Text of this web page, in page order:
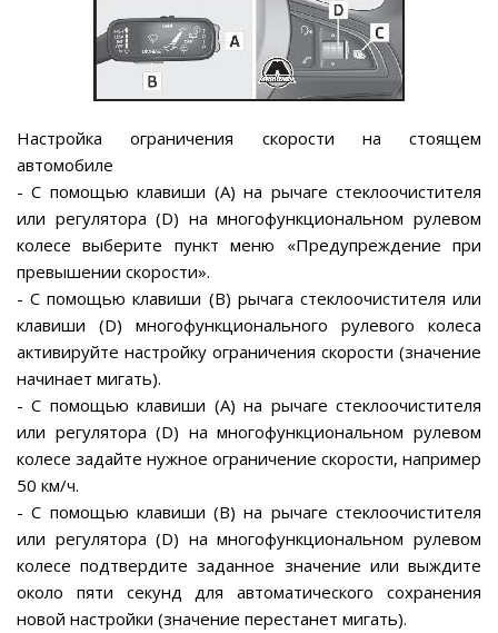
Настройка ограничения скорости на стоящем
автомобиле
- С помощью клавиши (А) на рычаге стеклоочистителя
или регулятора (D) на многофункциональном рулевом
колесе выберите пункт меню «Предупреждение при
превышении скорости».
- С помощью клавиши (В) рычага стеклоочистителя или
клавиши (D) многофункционального рулевого колеса
активируйте настройку ограничения скорости (значение
начинает мигать).
- С помощью клавиши (А) на рычаге стеклоочистителя
или регулятора (D) на многофункциональном рулевом
колесе задайте нужное ограничение скорости, например
50 км/ч.
- С помощью клавиши (В) на рычаге стеклоочистителя
или регулятора (D) на многофункциональном рулевом
колесе подтвердите заданное значение или выждите
около пяти секунд для автоматического сохранения
новой настройки (значение перестанет мигать).